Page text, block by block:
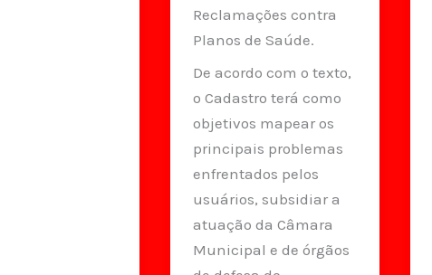
Reclamações contra
Planos de Saúde.
De acordo com o texto,
o Cadastro terá como
objetivos mapear os
principais problemas
enfrentados pelos
usuários, subsidiar a
atuação da Câmara
Municipal e de órgãos